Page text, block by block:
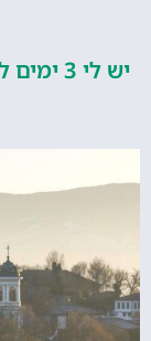
יש לי 3 ימים